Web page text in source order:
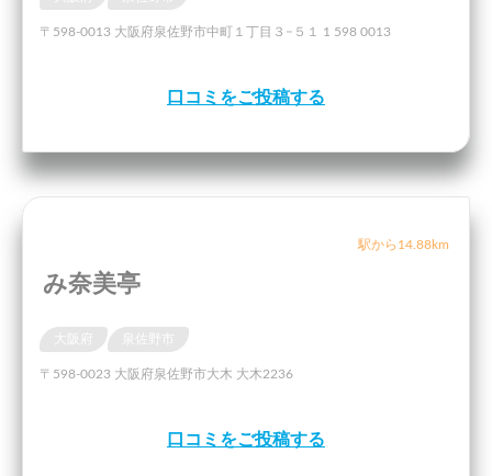
〒598-0013 大阪府泉佐野市中町１丁目３−５１ 1 598 0013
口コミをご投稿する
駅から14.88km
み奈美亭
〒598-0023 大阪府泉佐野市大木 大木2236
口コミをご投稿する